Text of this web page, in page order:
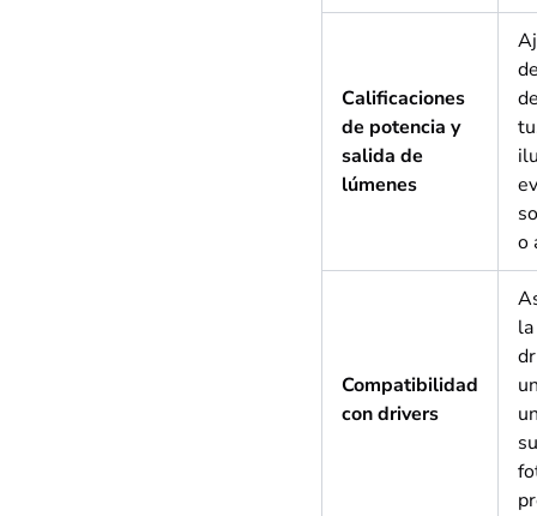
Calificaciones
de potencia y
salida de
lúmenes
o
Compatibilidad
con drivers